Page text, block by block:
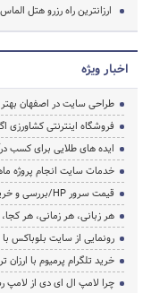
ارزانترین راه رزرو هتل الماس 2 مشهد
اخبار ویژه
طراحی سایت در اصفهان
فروشگاه اینترنتی کشاورزی
ایده های طلایی برای کسب
خدمات سایت انجام پروژه
قیمت سرور HP/بررسی و خرید سرور اچ پی
هر زبانی، هر زمانی، هر
رونمایی از سایت بلوباکس
خرید تلگرام پرمیوم با ارزان
چرا لامپ ال ای دی از